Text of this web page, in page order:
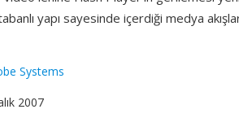
yapı sayesinde içerdiği medya
Systems
2007